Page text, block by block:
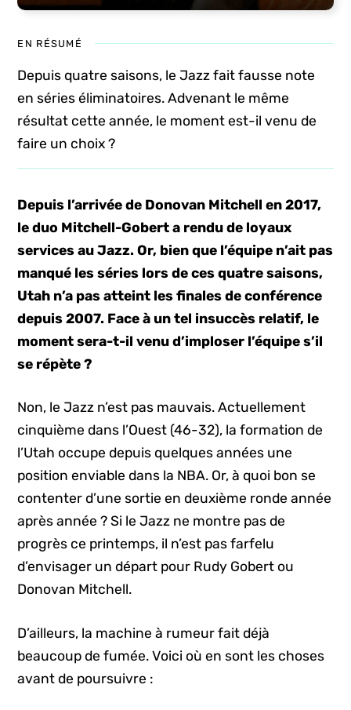
EN RÉSUMÉ
Depuis quatre saisons, le Jazz fait fausse note
en séries éliminatoires. Advenant le même
résultat cette année, le moment est-il venu de
faire un choix ?
Depuis l’arrivée de Donovan Mitchell en 2017,
le duo Mitchell-Gobert a rendu de loyaux
services au Jazz. Or, bien que l’équipe n’ait pas
manqué les séries lors de ces quatre saisons,
Utah n’a pas atteint les finales de conférence
depuis 2007. Face à un tel insuccès relatif, le
moment sera-t-il venu d’imploser l’équipe s’il
se répète ?
Non, le Jazz n’est pas mauvais. Actuellement
cinquième dans l’Ouest (46-32), la formation de
l’Utah occupe depuis quelques années une
position enviable dans la NBA. Or, à quoi bon se
contenter d’une sortie en deuxième ronde année
après année ? Si le Jazz ne montre pas de
progrès ce printemps, il n’est pas farfelu
d’envisager un départ pour Rudy Gobert ou
Donovan Mitchell.
D’ailleurs, la machine à rumeur fait déjà
beaucoup de fumée. Voici où en sont les choses
avant de poursuivre :